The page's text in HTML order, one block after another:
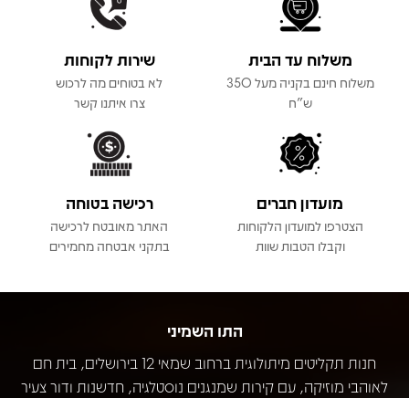
משלוח עד הבית
משלוח חינם בקניה מעל 350
ש"ח
שירות לקוחות
לא בטוחים מה לרכוש
צרו איתנו קשר
מועדון חברים
הצטרפו למועדון הלקוחות
וקבלו הטבות שוות
רכישה בטוחה
האתר מאובטח לרכישה
בתקני אבטחה מחמירים
התו השמיני
חנות תקליטים מיתולוגית ברחוב שמאי 12 בירושלים, בית חם
לאוהבי מוזיקה, עם קירות שמנגנים נוסטלגיה, חדשנות ודור צעיר